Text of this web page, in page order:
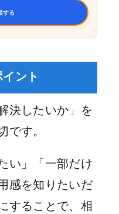
する
ント
決したいか」を
です。
い」「一部だけ
感を知りたいだ
することで、相